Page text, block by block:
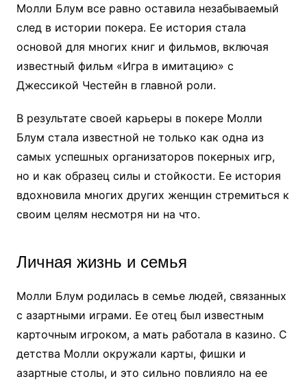
Молли Блум все равно оставила незабываемый
след в истории покера. Ее история стала
основой для многих книг и фильмов, включая
известный фильм «Игра в имитацию» с
Джессикой Честейн в главной роли.
В результате своей карьеры в покере Молли
Блум стала известной не только как одна из
самых успешных организаторов покерных игр,
но и как образец силы и стойкости. Ее история
вдохновила многих других женщин стремиться к
своим целям несмотря ни на что.
Личная жизнь и семья
Молли Блум родилась в семье людей, связанных
с азартными играми. Ее отец был известным
карточным игроком, а мать работала в казино. С
детства Молли окружали карты, фишки и
азартные столы, и это сильно повлияло на ее